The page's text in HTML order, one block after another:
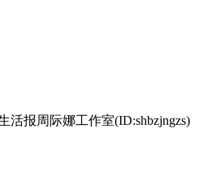
活报周际娜工作室(ID:shbzjngzs)